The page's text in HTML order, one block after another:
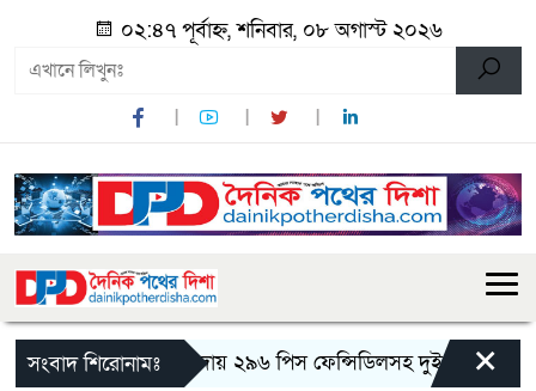
০২:৪৭ পূর্বাহ্ন, শনিবার, ০৮ অগাস্ট ২০২৬
সংবাদ শিরোনামঃমান্দায় ২৯৬ পিস ফেন্সিডিলসহ দুই মাদক×